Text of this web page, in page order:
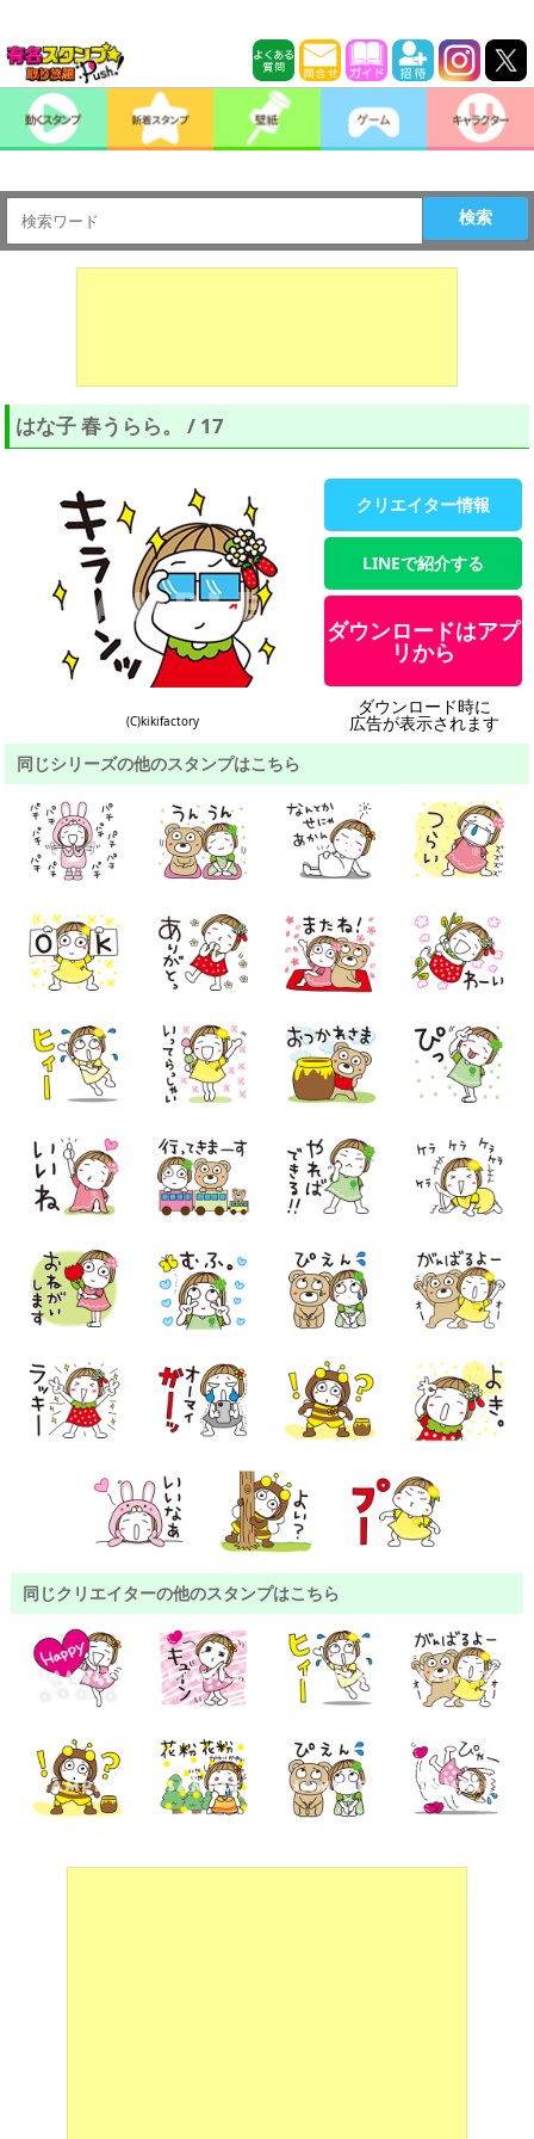
検索
はな子 春うらら。 / 17
(C)kikifactory
クリエイター情報
LINEで紹介する
ダウンロードはアプ
リから
ダウンロード時に
広告が表示されます
同じシリーズの他のスタンプはこちら
同じクリエイターの他のスタンプはこちら